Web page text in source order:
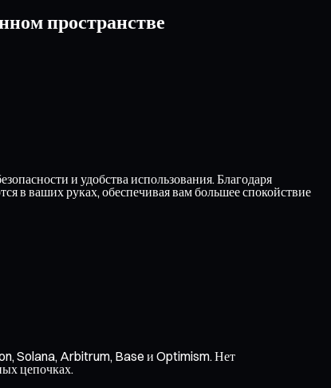
пространстве
и удобства использования. Благодаря
в ваших руках, обеспечивая вам большее спокойствие
Solana, Arbitrum, Base и Optimism. Нет
цепочках.